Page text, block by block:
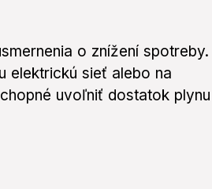
o znížení spotreby.
elektrickú sieť alebo na
uvoľniť dostatok plynu